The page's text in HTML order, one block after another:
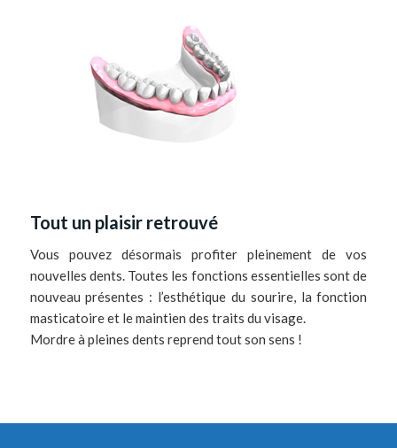
Tout un plaisir retrouvé
Vous pouvez désormais profiter pleinement de vos
nouvelles dents. Toutes les fonctions essentielles sont de
nouveau présentes : l’esthétique du sourire, la fonction
masticatoire et le maintien des traits du visage.
Mordre à pleines dents reprend tout son sens !